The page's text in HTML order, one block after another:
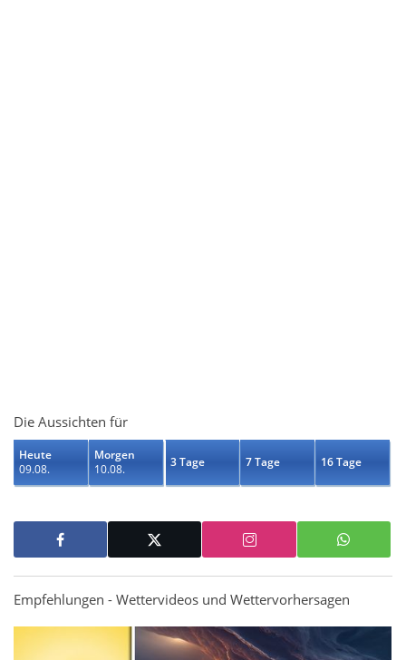
Die Aussichten für
Heute
09.08.
Morgen
10.08.
3 Tage 7 Tage 16 Tage
Empfehlungen - Wettervideos und Wettervorhersagen